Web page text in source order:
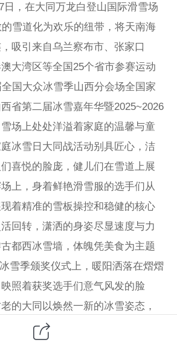
，在大同万龙白登山国际滑雪场
雪道化为欢乐的纽带，将天南海
吸引来自乌兰察布市、张家口
大湾区等全国25个省市参赛运动
国大众冰雪季山西分会场全国家
省第二届冰雪嘉年华暨2025~2026
场上处处洋溢着家庭的温馨与童
冰雪日大同战活动别具匠心，洁
喜悦的脸庞，健儿们在雪道上展
上，身着鲜艳滑雪服的选手们从
着精准的雪板操控和稳健的核心
回转，潇洒的身姿尽显速度与力
都西冰雪墙，体魄凭美食为主题
雪季颁奖仪式上，暖阳洒落在熠熠
照着获奖选手们意气风发的脸
的大同以焕然一新的冰雪姿态，
前来感受风驰电掣的速度激情，